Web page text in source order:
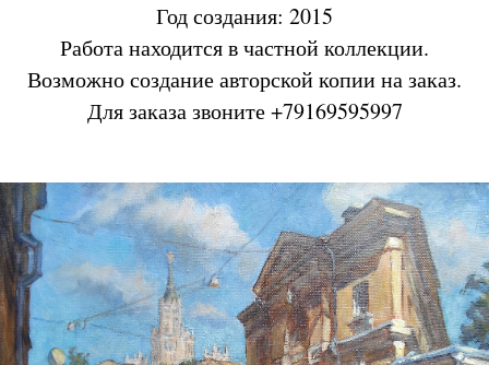
Год создания: 2015
Работа находится в частной коллекции.
Возможно создание авторской копии на заказ.
Для заказа звоните +79169595997